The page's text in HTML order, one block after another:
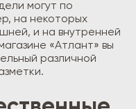
могут по
на некоторых
и на внутренней
«Атлант» вы
различной